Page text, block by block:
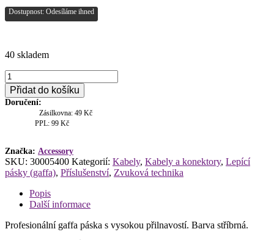
Dostupnost: Odesíláme ihned
40 skladem
Gaffa
PRO
stříbrná
množství
Přidat do košíku
Doručení:
Zásilkovna: 49 Kč
PPL: 99 Kč
Značka: Accessory
SKU: 30005400 Kategorií: Kabely, Kabely a konektory, Lepící
pásky (gaffa), Příslušenství, Zvuková technika
Popis
Další informace
Profesionální gaffa páska s vysokou přilnavostí. Barva stříbrná.